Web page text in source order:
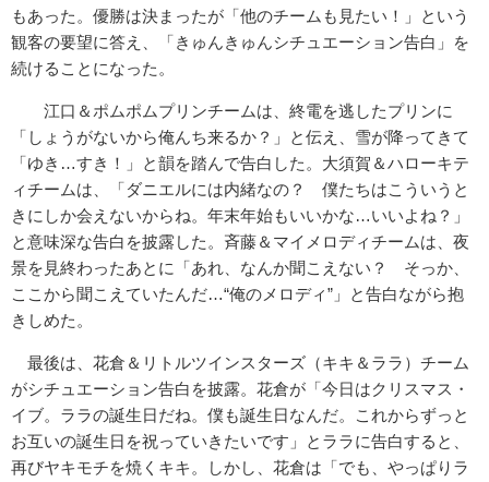
もあった。優勝は決まったが「他のチーム も見たい！」という
観客の要望に答え、「きゅんきゅんシチュエーション告白」を
続けることになった。
江口＆ポムポムプリンチームは、終電を逃したプリンに
「しょうがないから俺んち来るか？」と伝え、雪が降ってきて
「ゆき…すき！
」と韻を踏んで告白した。大須賀＆ハローキテ
ィチームは、「ダニエルには内緒なの？ 僕たちはこういうと
きにしか会えないからね。年末年始もいいかな…いいよね？」
と意味深な告白を披露した。斉藤＆マイメロディチームは、夜
景を見終わったあとに「あれ、なんか聞こえない？ そっか、
ここから聞こえていたんだ…“俺のメロディ”」と告白ながら抱
きしめた。
最後は、花倉＆リトルツインスターズ（キキ＆ララ）チーム
がシチ ュエーション告白を披露。花倉が「今日はクリスマス・
イブ。 ララの誕生日だね。僕も誕生日なんだ。これからずっと
お互いの誕生日を祝っていきたいです」とララに告白すると、
再びヤキモチを焼くキキ。しかし、花倉は「でも、 やっぱりラ